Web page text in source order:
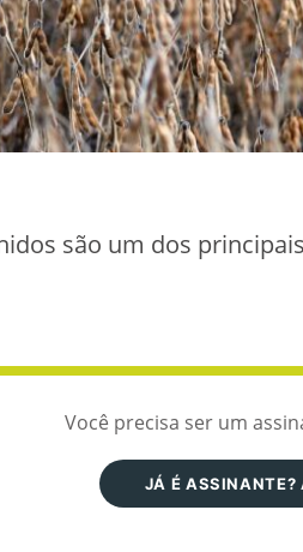
são um dos
Você precisa ser um
JÁ É ASSINANTE?